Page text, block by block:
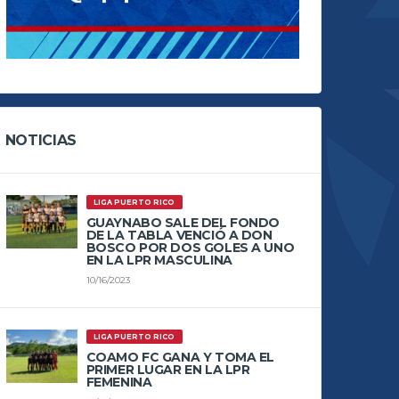
NOTICIAS
LIGA PUERTO RICO
GUAYNABO SALE DEL FONDO
DE LA TABLA VENCIÓ A DON
BOSCO POR DOS GOLES A UNO
EN LA LPR MASCULINA
10/16/2023
LIGA PUERTO RICO
COAMO FC GANA Y TOMA EL
PRIMER LUGAR EN LA LPR
FEMENINA